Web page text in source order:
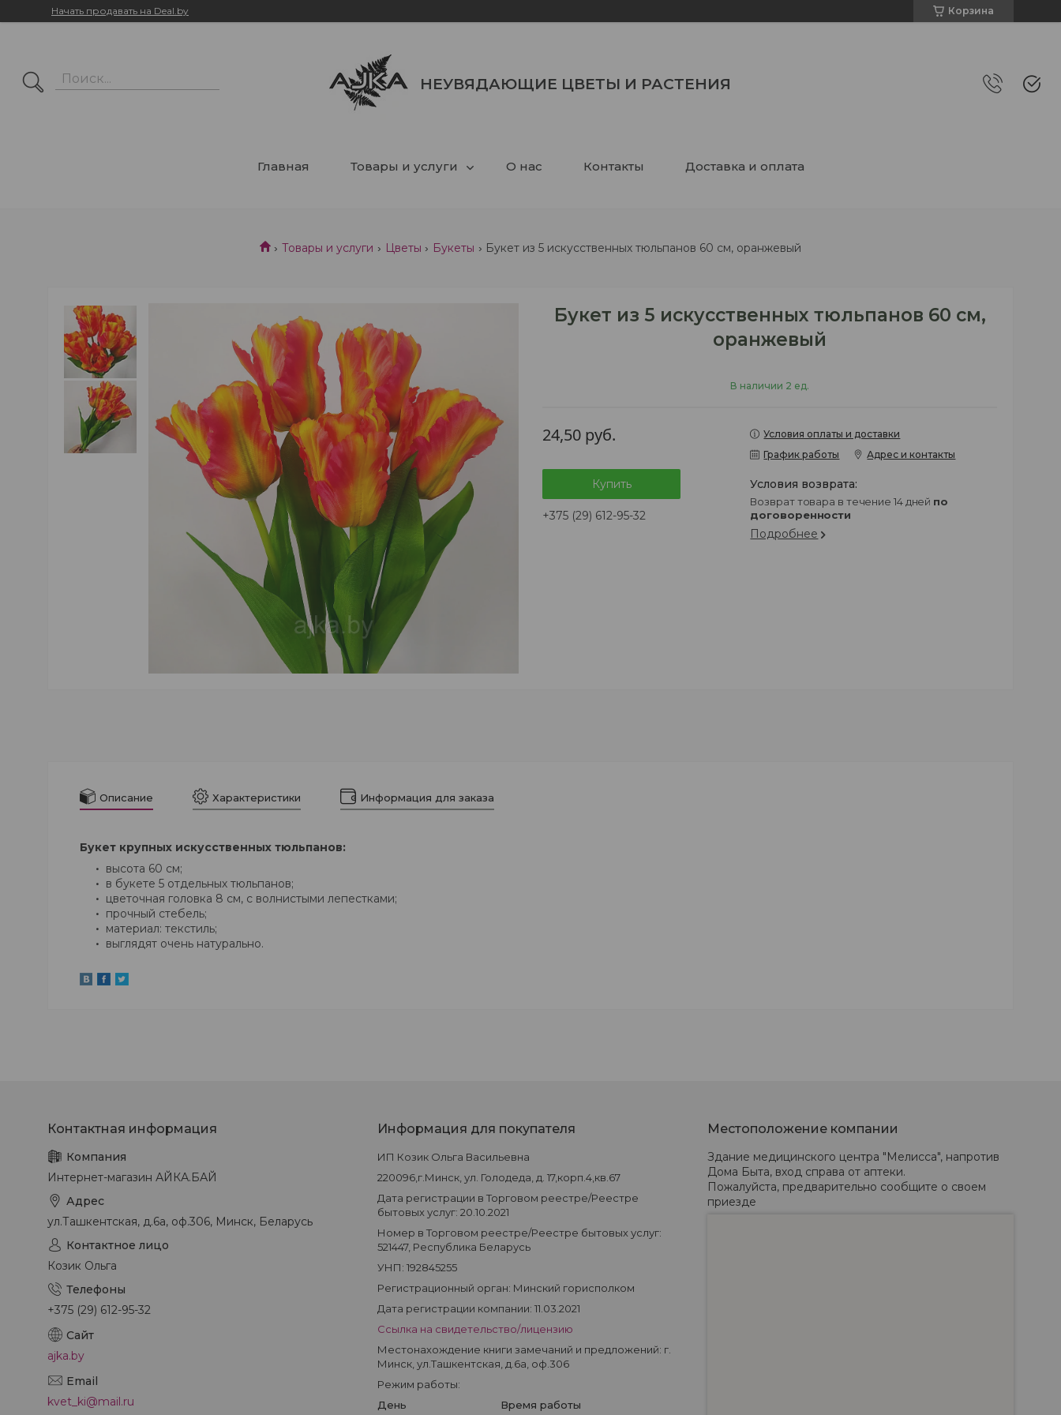
Начать продавать на Deal.by Корзина
НЕУВЯДАЮЩИЕ ЦВЕТЫ И РАСТЕНИЯ
Главная Товары и услуги О нас Контакты Доставка и оплата
Товары и услуги Цветы Букеты Букет из 5 искусственных тюльпанов 60 см, оранжевый
Букет из 5 искусственных тюльпанов 60 см,
оранжевый
В наличии 2 ед.
24,50 руб.
Купить
+375 (29) 612-95-32
Условия оплаты и доставки
График работы
Адрес и контакты
возврат товара в течение 14 дней по
договоренности
Подробнее
Описание Характеристики Информация для заказа
Букет крупных искусственных тюльпанов:
высота 60 см;
в букете 5 отдельных тюльпанов;
цветочная головка 8 см, с волнистыми лепестками;
прочный стебель;
материал: текстиль;
выглядят очень натурально.
Интернет-магазин АЙКА.БАЙ
ул.Ташкентская, д.6а, оф.306, Минск, Беларусь
Козик Ольга
+375 (29) 612-95-32
ajka.by
kvet_ki@mail.ru
Информация для покупателя
ИП Козик Ольга Васильевна
220096,г.Минск, ул. Голодеда, д. 17,корп.4,кв.67
Дата регистрации в Торговом реестре/Реестре
бытовых услуг: 20.10.2021
Номер в Торговом реестре/Реестре бытовых услуг:
521447, Республика Беларусь
УНП: 192845255
Регистрационный орган: Минский горисполком
Дата регистрации компании: 11.03.2021
Ссылка на свидетельство/лицензию
Местонахождение книги замечаний и предложений: г.
Минск, ул.Ташкентская, д.6а, оф.306
Режим работы:
День
Время работы
Местоположение компании
Здание медицинского центра "Мелисса", напротив
Дома Быта, вход справа от аптеки.
Пожалуйста, предварительно сообщите о своем
приезде